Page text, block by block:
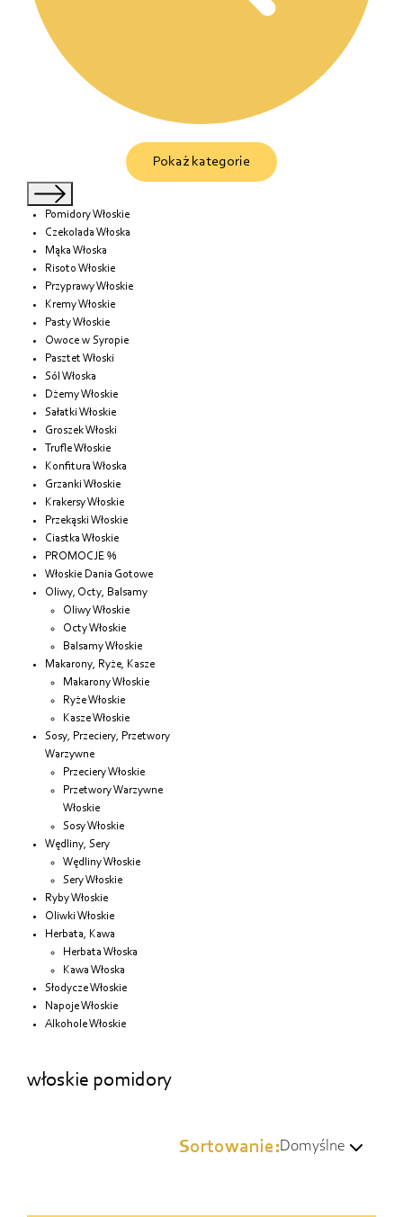
Pokaż kategorie
Pomidory Włoskie
Czekolada Włoska
Mąka Włoska
Risoto Włoskie
Przyprawy Włoskie
Kremy Włoskie
Pasty Włoskie
Owoce w Syropie
Pasztet Włoski
Sól Włoska
Dżemy Włoskie
Sałatki Włoskie
Groszek Włoski
Trufle Włoskie
Konfitura Włoska
Grzanki Włoskie
Krakersy Włoskie
Przekąski Włoskie
Ciastka Włoskie
PROMOCJE %
Włoskie Dania Gotowe
Oliwy, Octy, Balsamy
Oliwy Włoskie
Octy Włoskie
Balsamy Włoskie
Makarony, Ryże, Kasze
Makarony Włoskie
Ryże Włoskie
Kasze Włoskie
Sosy, Przeciery, Przetwory
Warzywne
Przeciery Włoskie
Przetwory Warzywne
Włoskie
Sosy Włoskie
Wędliny, Sery
Wędliny Włoskie
Sery Włoskie
Ryby Włoskie
Oliwki Włoskie
Herbata, Kawa
Herbata Włoska
Kawa Włoska
Słodycze Włoskie
Napoje Włoskie
Alkohole Włoskie
włoskie pomidory
Sortowanie:Domyślne